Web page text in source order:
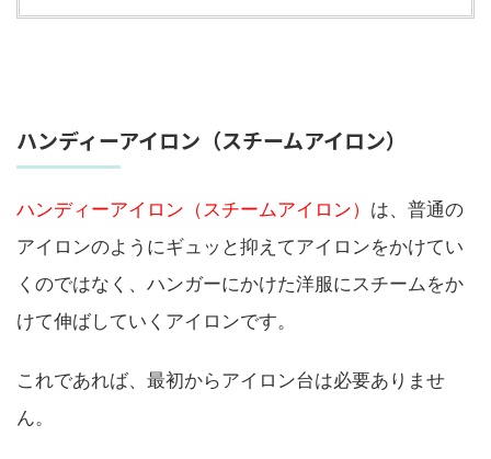
ハンディーアイロン（スチームアイロン）
ハンディーアイロン（スチームアイロン） は、普通の
アイロンのようにギュッと抑えてアイロンをかけてい
くのではなく、ハンガーにかけた洋服にスチームをか
けて伸ばしていくアイロンです。
これであれば、最初からアイロン台は必要ありませ
ん。